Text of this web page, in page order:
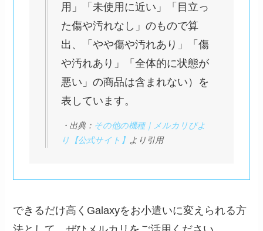
用」「未使用に近い」「目立っ
た傷や汚れなし」のもので算
出、「やや傷や汚れあり」「傷
や汚れあり」「全体的に状態が
悪い」の商品は含まれない）を
表しています。
・出典： その他の機種｜メルカリびよ
り【公式サイト】 より引用
できるだけ高くGalaxyをお小遣いに変えられる方